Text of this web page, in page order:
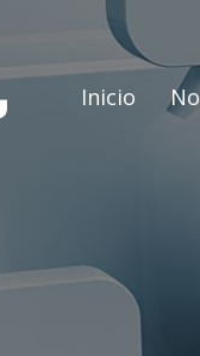
Inicio